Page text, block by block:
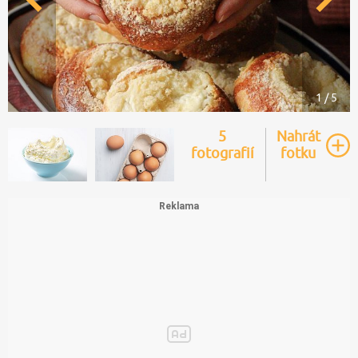
1 / 5
5
fotografií
Nahrát
fotku